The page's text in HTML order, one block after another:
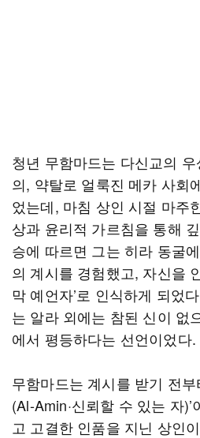
청년 무함마드는 다신교의
의, 약탈로 얼룩진 메카 사회
었는데, 마침 상인 시절 마주
상과 윤리적 가르침을 통해
승에 따르면 그는 히라 동굴
의 계시를 경험했고, 자신을
막 예언자’로 인식하게 되었
는 알라 외에는 참된 신이 없
에서 평등하다는 선언이었다.
무함마드는 계시를 받기 전부
(Al-Amin·신뢰할 수 있는 자
고 고결한 인품을 지닌 상인